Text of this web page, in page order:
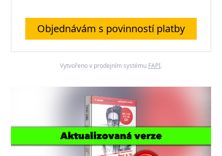
Objednávám s povinností platby
Vytvořeno v prodejním systému FAPI.